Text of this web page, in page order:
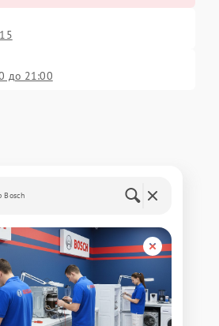
до 21:00
Bosch